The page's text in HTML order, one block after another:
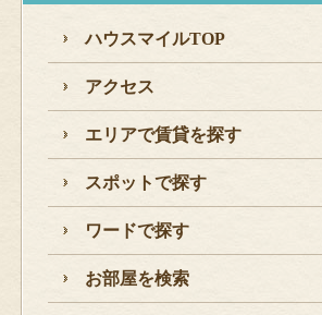
ハウスマイルTOP
アクセス
エリアで賃貸を探す
スポットで探す
ワードで探す
お部屋を検索